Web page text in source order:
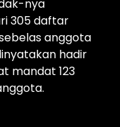
nya
305 daftar
anggota
hadir
mandat 123